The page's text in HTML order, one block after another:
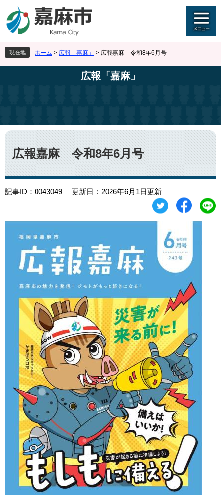
ジ
先
頭
で
ュ
を
飛
ば
現在地 ホーム > 広報「嘉麻」 > 広報嘉麻 令和8年6月号
広報「嘉麻」
本
文
広報嘉麻 令和8年6月号
記事ID：0043049 更新日：2026年6月1日更新